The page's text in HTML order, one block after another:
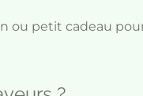
ou petit cadeau